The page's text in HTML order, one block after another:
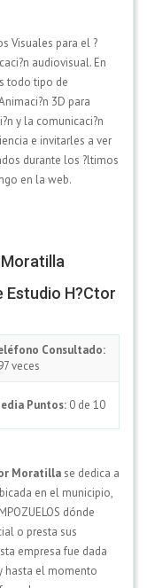
Visuales para el ?
audiovisual. En
todo tipo de
3D para
y la comunicaci?n
e invitarles a ver
durante los ?ltimos
en la web.
Estudio H?ctor
Consultado:
veces
Puntos: 0 de 10
Moratillase dedica a
en el municipio,
dónde
o presta sus
empresa fue dada
hasta el momento